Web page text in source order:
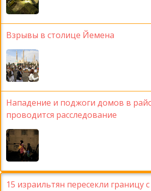
Взрывы в столице Йемена
Нападение и поджоги домов в
проводится расследование
15 израильтян пересекли границу